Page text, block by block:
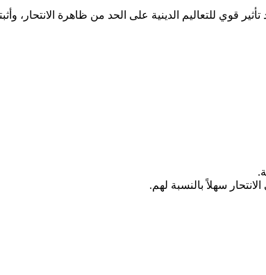
قوي للتعاليم الدينية على الحد من ظاهرة الانتحار،
سهلاً بالنسبة لهم.